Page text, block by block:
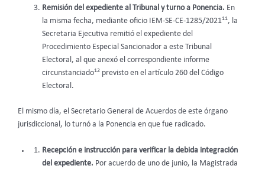
Remisión del expediente al Tribunal y turno a Ponencia. En
la misma fecha, mediante oficio IEM-SE-CE-1285/202111, la
Secretaria Ejecutiva remitió el expediente del
Procedimiento Especial Sancionador a este Tribunal
Electoral, al que anexó el correspondiente informe
circunstanciado12previsto en el artículo 260 del Código
Electoral.
El mismo día, el Secretario General de Acuerdos de este órgano
jurisdiccional, lo turnó a la Ponencia en que fue radicado.
Recepción e instrucción para verificar la debida integración
del expediente. Por acuerdo de uno de junio, la Magistrada